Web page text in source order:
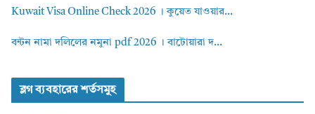
Kuwait Visa Online Check 2026 । কুয়েত যাওয়ার...
বন্টন নামা দলিলের নমুনা pdf 2026 । বাটোয়ারা দ...
ব্লগ ব্যবহারের শর্তসমুহ